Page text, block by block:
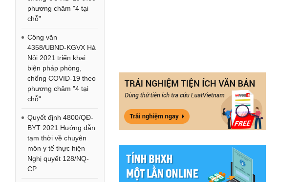
phương châm "4 tại
chỗ"
Công văn
4358/UBND-KGVX Hà
Nội 2021 triển khai
biện pháp phòng,
chống COVID-19 theo
phương châm "4 tại
chỗ"
Quyết định 4800/QĐ-
BYT 2021 Hướng dẫn
tạm thời về chuyên
môn y tế thực hiện
Nghị quyết 128/NQ-
CP